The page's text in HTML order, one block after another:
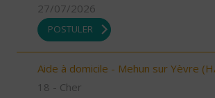
27/07/2026
POSTULER
Aide à domicile - Mehun sur Yèvre
18 - Cher